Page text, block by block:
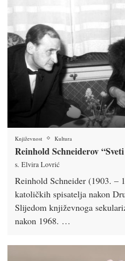
Književnost Kultura
Reinhold Schneiderov
s. Elvira Lovrić
Reinhold Schneider (1903. –
katoličkih spisatelja nakon
Slijedom književnoga
nakon 1968. …